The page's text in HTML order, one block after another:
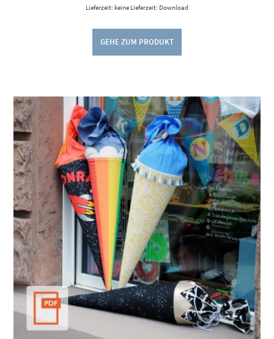
Lieferzeit: keine Lieferzeit: Download
GEHE ZUM PRODUKT